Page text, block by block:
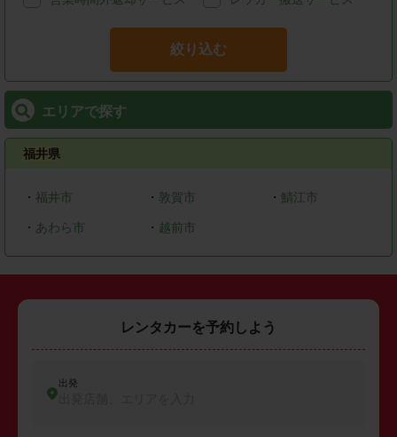
絞り込む
エリアで探す
福井県
・ 福井市 ・ 敦賀市 ・鯖江市
・ あわら市 ・ 越前市
レンタカーを予約しよう
出発